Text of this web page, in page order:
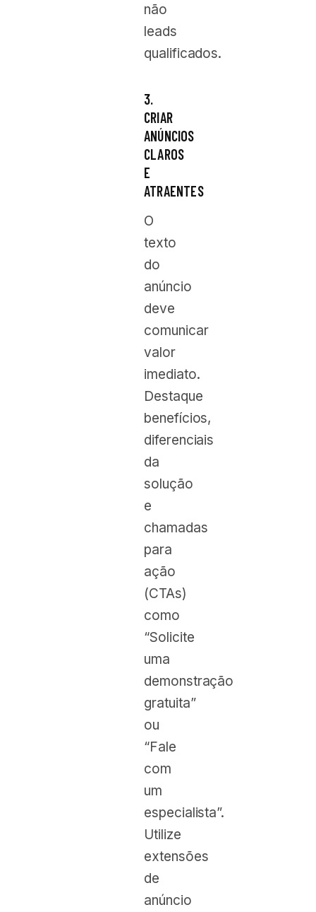
não
leads
qualificados.
3.
CRIAR
ANÚNCIOS
CLAROS
E
ATRAENTES
O
texto
do
anúncio
deve
comunicar
valor
imediato.
Destaque
benefícios,
diferenciais
da
solução
e
chamadas
para
ação
(CTAs)
como
“Solicite
uma
demonstração
gratuita”
ou
“Fale
com
um
especialista”.
Utilize
extensões
de
anúncio